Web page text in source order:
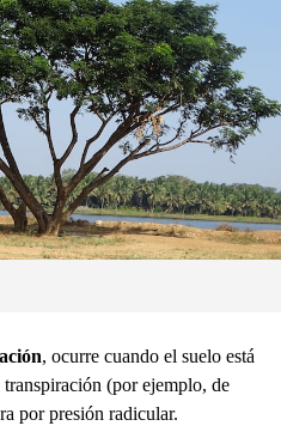
, ocurre cuando el suelo está
(por ejemplo, de
por presión radicular.